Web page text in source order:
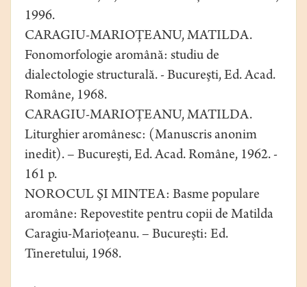
1996.
CARAGIU-MARIOŢEANU, MATILDA.
Fonomorfologie aromână: studiu de
dialectologie structurală. - Bucureşti, Ed. Acad.
Române, 1968.
CARAGIU-MARIOŢEANU, MATILDA.
Liturghier aromânesc: (Manuscris anonim
inedit). – Bucureşti, Ed. Acad. Române, 1962. -
161 p.
NOROCUL ŞI MINTEA: Basme populare
aromâne: Repovestite pentru copii de Matilda
Caragiu-Marioţeanu. – Bucureşti: Ed.
Tineretului, 1968.